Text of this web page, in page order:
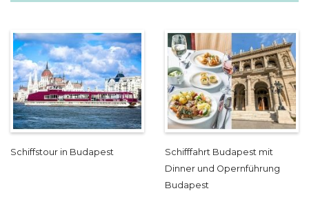
Schiffstour in Budapest
Schifffahrt Budapest mit
Dinner und Opernführung
Budapest